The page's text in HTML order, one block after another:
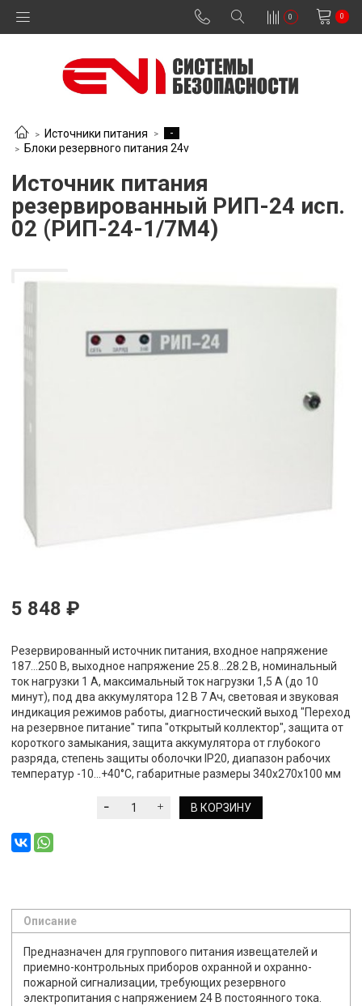
0 0
Источники питания
-
Блоки резервного питания 24v
Источник питания
резервированный РИП-24 исп.
02 (РИП-24-1/7М4)
5 848 ₽
Резервированный источник питания, входное напряжение
187...250 В, выходное напряжение 25.8...28.2 В, номинальный
ток нагрузки 1 А, максимальный ток нагрузки 1,5 А (до 10
минут), под два аккумулятора 12 В 7 Ач, световая и звуковая
индикация режимов работы, диагностический выход "Переход
на резервное питание" типа "открытый коллектор", защита от
короткого замыкания, защита аккумулятора от глубокого
разряда, степень защиты оболочки IP20, диапазон рабочих
температур -10...+40°С, габаритные размеры 340х270х100 мм
В КОРЗИНУ
Описание
Предназначен для группового питания извещателей и
приемно-контрольных приборов охранной и охранно-
пожарной сигнализации, требующих резервного
электропитания с напряжением 24 В постоянного тока.